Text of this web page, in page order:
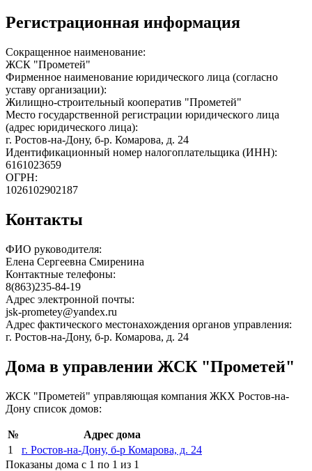
Регистрационная информация
Сокращенное наименование:
ЖСК "Прометей"
Фирменное наименование юридического лица (согласно
уставу организации):
Жилищно-строительный кооператив "Прометей"
Место государственной регистрации юридического лица
(адрес юридического лица):
г. Ростов-на-Дону, б-р. Комарова, д. 24
Идентификационный номер налогоплательщика (ИНН):
6161023659
ОГРН:
1026102902187
Контакты
ФИО руководителя:
Елена Сергеевна Смиренина
Контактные телефоны:
8(863)235-84-19
Адрес электронной почты:
jsk-prometey@yandex.ru
Адрес фактического местонахождения органов управления:
г. Ростов-на-Дону, б-р. Комарова, д. 24
Дома в управлении ЖСК "Прометей"
ЖСК "Прометей" управляющая компания ЖКХ Ростов-на-
Дону список домов:
№
Адрес дома
1
г. Ростов-на-Дону, б-р Комарова, д. 24
Показаны дома с 1 по 1 из 1